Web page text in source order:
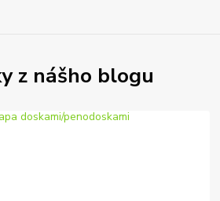
z nášho blogu